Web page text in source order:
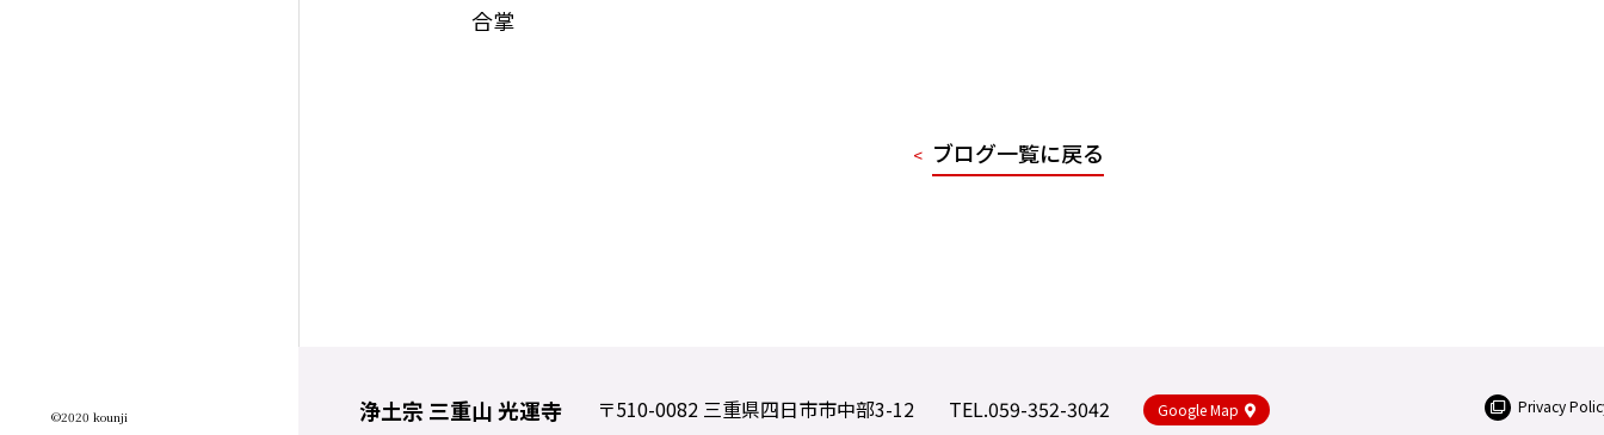
©️2020 kounji
合掌
< ブログ一覧に戻る
浄土宗 三重山 光運寺 〒510-0082 三重県四日市市中部3-12 TEL.059-352-3042 Google Map Privacy